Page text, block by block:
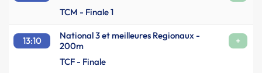
TCM - Finale 1
13:10
National 3 et meilleures Regionaux -
200m
+
TCF - Finale